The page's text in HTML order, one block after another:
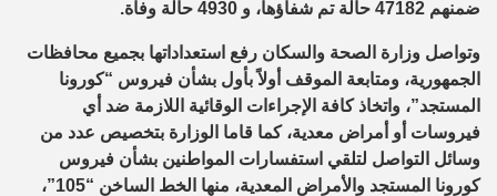
ضمنهم 47182 حالة تم شفاؤها، و 4930 حالة وفاة.
وتواصل وزارة الصحة والسكان رفع استعداداتها بجميع محافظات
الجمهورية، ومتابعة الموقف أولاً بأول بشأن فيروس “كورونا
المستجد”، واتخاذ كافة الإجراءات الوقائية اللازمة ضد أي
فيروسات أو أمراض معدية، كما قاما الوزارة بتخصيص عدد من
وسائل التواصل لتلقي استفسارات المواطنين بشأن فيروس
كورونا المستجد والأمراض المعدية، منها الخط الساخن “105”،